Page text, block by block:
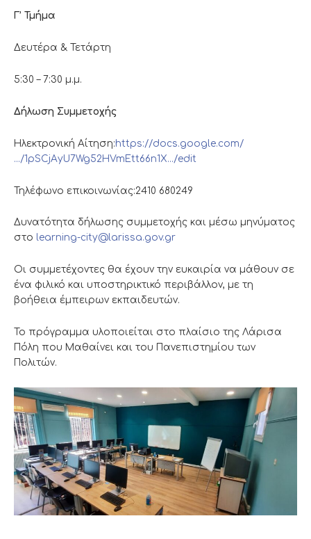
Γ’ Τμήμα
Δευτέρα & Τετάρτη
5:30 – 7:30 μ.μ.
Δήλωση Συμμετοχής
Ηλεκτρονική Αίτηση:https://docs.google.com/
…/1pSCjAyU7Wg52HVmEtt66n1X…/edit
Τηλέφωνο επικοινωνίας:2410 680249
Δυνατότητα δήλωσης συμμετοχής και μέσω μηνύματος
στο learning-city@larissa.gov.gr
Οι συμμετέχοντες θα έχουν την ευκαιρία να μάθουν σε
ένα φιλικό και υποστηρικτικό περιβάλλον, με τη
βοήθεια έμπειρων εκπαιδευτών.
Το πρόγραμμα υλοποιείται στο πλαίσιο της Λάρισα
Πόλη που Μαθαίνει και του Πανεπιστημίου των
Πολιτών.